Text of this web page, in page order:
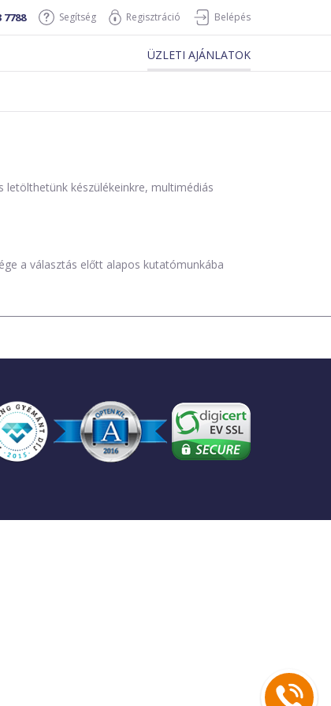
7788 Segítség Regisztráció Belépés
ÜZLETI AJÁNLATOK
készülékeinkre, multimédiás
a választás előtt alapos kutatómunkába